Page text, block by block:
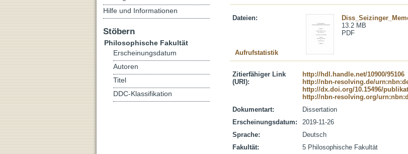
Dateien:
13.2 MB
PDF
Aufrufstatistik
Zitierfähiger Link
(URI):
http://hdl.handle.net/10900/95106
http://nbn-resolving.de/
http://dx.doi.org/10.15496/
http://nbn-resolving.org/
Dokumentart:
Dissertation
Erscheinungsdatum:
2019-11-26
Sprache:
Deutsch
Fakultät:
5 Philosophische Fakultät
Hilfe und Informationen
Stöbern
Philosophische Fakultät
Erscheinungsdatum
Autoren
Titel
DDC-Klassifikation